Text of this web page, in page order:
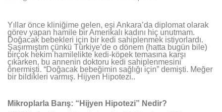
Yıllar önce kliniğime gelen, eşi Ankara’da diplomat olarak
görev yapan hamile bir Amerikalı kadını hiç unutmam.
Doğacak bebekleri için bir kedi sahiplenmek istiyorlardı.
Şaşırmıştım çünkü Türkiye’de o dönem (hatta bugün bile)
birçok hekim hamilelikte kedi-köpek temasına karşı
çıkarken, bu annenin doktoru kedi sahiplenmesini
önermişti. “Doğacak bebeğimin sağlığı için” demişti. Meğer
bir bildikleri varmış. Hijyen Hipotezi..
Mikroplarla Barış: “Hijyen Hipotezi” Nedir?